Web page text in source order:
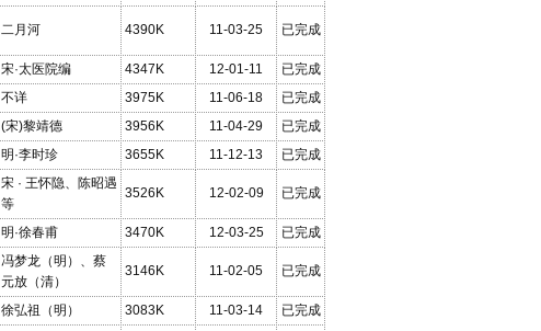
二月河 4390K 11-03-25 已完成
宋·太医院编 4347K 12-01-11
已完成
不详 3975K 11-06-18
已完成
(宋)黎靖德 3956K 11-04-29
已完成
明·李时珍 3655K 11-12-13 已完成
宋 · 王怀隐、陈昭遇
等
3526K 12-02-09 已完成
明·徐春甫 3470K 12-03-25 已完成
冯梦龙（明）、蔡
元放（清）
3146K 11-02-05 已完成
徐弘祖（明） 3083K 11-03-14
已完成